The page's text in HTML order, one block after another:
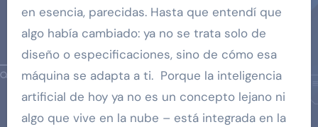
en esencia, parecidas. Hasta que entendí que
algo había cambiado: ya no se trata solo de
diseño o especificaciones, sino de cómo esa
máquina se adapta a ti. Porque la inteligencia
artificial de hoy ya no es un concepto lejano ni
algo que vive en la nube – está integrada en la